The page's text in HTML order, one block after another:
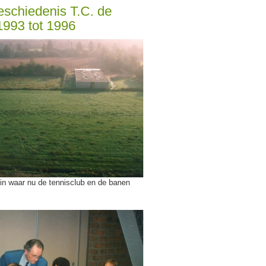
T.C. de
tot 1996
waar nu de tennisclub en de banen